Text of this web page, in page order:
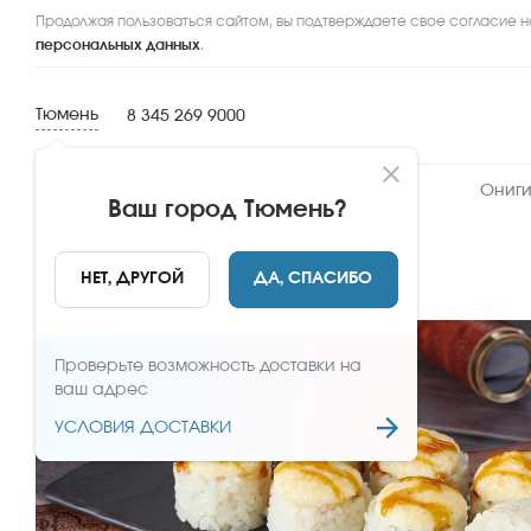
Продолжая пользоваться сайтом, вы подтверждаете свое согласие
персональных данных.
Тюмень
Ваш город Тюмень?
НЕТ, ДРУГОЙ ДА, СПАСИБО
Проверьте возможность доставки на
ваш адрес
УСЛОВИЯ ДОСТАВКИ
8 345 269 9000
НАЗАД